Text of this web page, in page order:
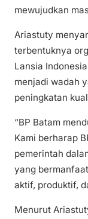
mewujudkan
Ariastuty
terbentuknya
Lansia
menjadi wadah
peningkatan
“BP Batam
Kami berharap
pemerintah
yang
aktif, produktif,
Menurut